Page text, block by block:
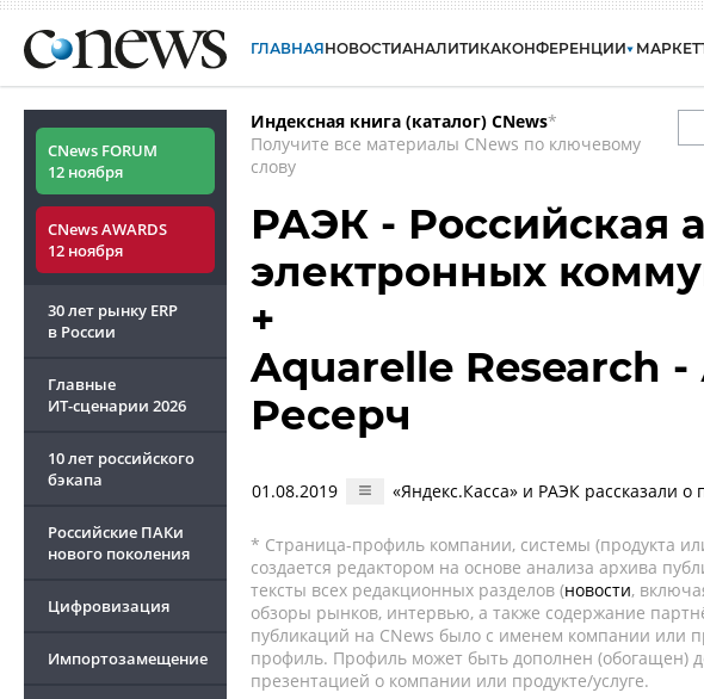
ГЛАВНАЯНОВОСТИАНАЛИТИКАКОНФЕРЕНЦИИ МАРКЕТ
CNews FORUM
12 ноября
CNews AWARDS
12 ноября
30 лет рынку ERP
в России
Главные
ИТ-сценарии 2026
10 лет российского
бэкапа
Российские ПАКи
нового поколения
Цифровизация
Импортозамещение
Индексная книга (каталог) CNews*
Получите все материалы CNews по ключевому
слову
РАЭК - Российская
электронных
+
Aquarelle Research
Ресерч
01.08.2019 «Яндекс.Касса» и РАЭК рассказали о
* Страница-профиль компании, системы (продукта
создается редактором на основе анализа архива
тексты всех редакционных разделов (новости,
обзоры рынков, интервью, а также содержание
публикаций на CNews было с именем компании или
профиль. Профиль может быть дополнен (обогащен)
презентацией о компании или продукте/услуге.